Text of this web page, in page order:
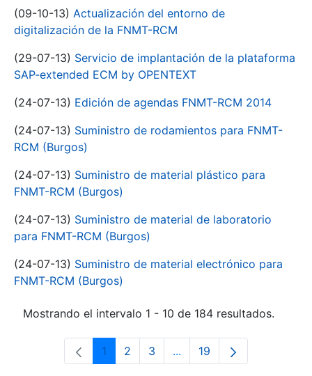
(09-10-13) Actualización del entorno de
digitalización de la FNMT-RCM
(29-07-13) Servicio de implantación de la plataforma
SAP-extended ECM by OPENTEXT
(24-07-13) Edición de agendas FNMT-RCM 2014
(24-07-13) Suministro de rodamientos para FNMT-
RCM (Burgos)
(24-07-13) Suministro de material plástico para
FNMT-RCM (Burgos)
(24-07-13) Suministro de material de laboratorio
para FNMT-RCM (Burgos)
(24-07-13) Suministro de material electrónico para
FNMT-RCM (Burgos)
Mostrando el intervalo 1 - 10 de 184 resultados.
Página
1 Página
2 Página
3 ...Páginas intermedias Use
Página
19